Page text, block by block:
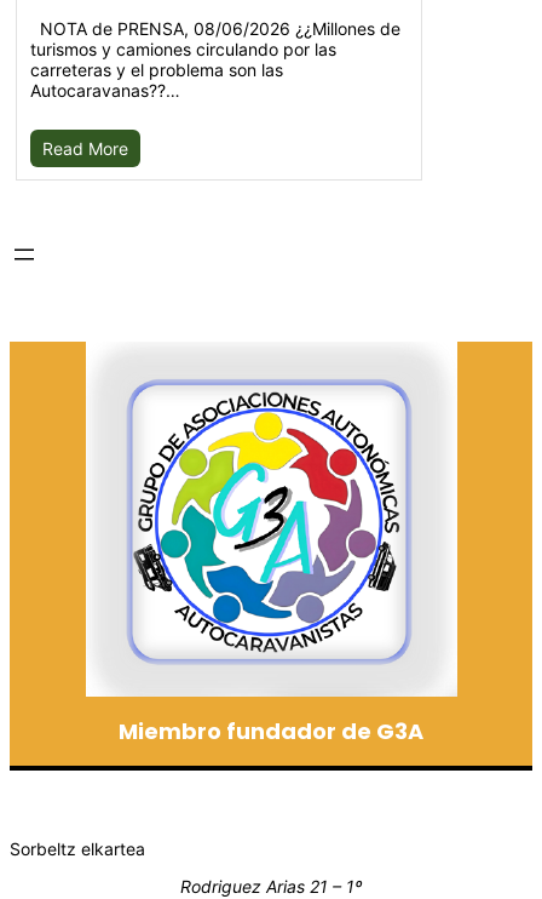
NOTA de PRENSA, 08/06/2026 ¿¿Millones de
turismos y camiones circulando por las
carreteras y el problema son las
Autocaravanas??…
Read More
Miembro fundador de G3A
Sorbeltz elkartea
Rodriguez Arias 21 – 1º